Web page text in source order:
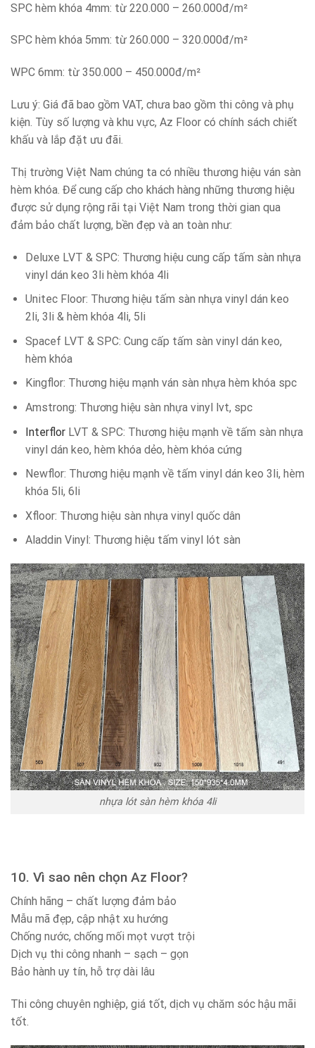
SPC hèm khóa 4mm: từ 220.000 – 260.000đ/m²
SPC hèm khóa 5mm: từ 260.000 – 320.000đ/m²
WPC 6mm: từ 350.000 – 450.000đ/m²
Lưu ý: Giá đã bao gồm VAT, chưa bao gồm thi công và phụ
kiện. Tùy số lượng và khu vực, Az Floor có chính sách chiết
khấu và lắp đặt ưu đãi.
Thị trường Việt Nam chúng ta có nhiều thương hiệu ván sàn
hèm khóa. Để cung cấp cho khách hàng những thương hiệu
được sử dụng rộng rãi tại Việt Nam trong thời gian qua
đảm bảo chất lượng, bền đẹp và an toàn như:
Deluxe LVT & SPC: Thương hiệu cung cấp tấm sàn nhựa
vinyl dán keo 3li hèm khóa 4li
Unitec Floor: Thương hiệu tấm sàn nhựa vinyl dán keo
2li, 3li & hèm khóa 4li, 5li
Spacef LVT & SPC: Cung cấp tấm sàn vinyl dán keo,
hèm khóa
Kingflor: Thương hiệu mạnh ván sàn nhựa hèm khóa spc
Amstrong: Thương hiệu sàn nhựa vinyl lvt, spc
InterflorLVT & SPC: Thương hiệu mạnh về tấm sàn nhựa
vinyl dán keo, hèm khóa dẻo, hèm khóa cứng
Newflor: Thương hiệu mạnh về tấm vinyl dán keo 3li, hèm
khóa 5li, 6li
Xfloor: Thương hiệu sàn nhựa vinyl quốc dân
Aladdin Vinyl: Thương hiệu tấm vinyl lót sàn
nhựa lót sàn hèm khóa 4li
10. Vì sao nên chọn Az Floor?
Chính hãng – chất lượng đảm bảo
Mẫu mã đẹp, cập nhật xu hướng
Chống nước, chống mối mọt vượt trội
Dịch vụ thi công nhanh – sạch – gọn
Bảo hành uy tín, hỗ trợ dài lâu
Thi công chuyên nghiệp, giá tốt, dịch vụ chăm sóc hậu mãi
tốt.